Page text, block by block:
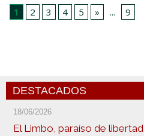
1
2 3 4 5 » ... 9
DESTACADOS
18/06/2026
El Limbo, paraíso de libertad